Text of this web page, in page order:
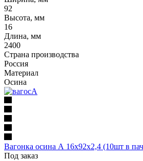
92
Высота, мм
16
Длина, мм
2400
Страна производства
Россия
Материал
Осина
Вагонка осина А 16х92х2,4 (10шт в
Под заказ